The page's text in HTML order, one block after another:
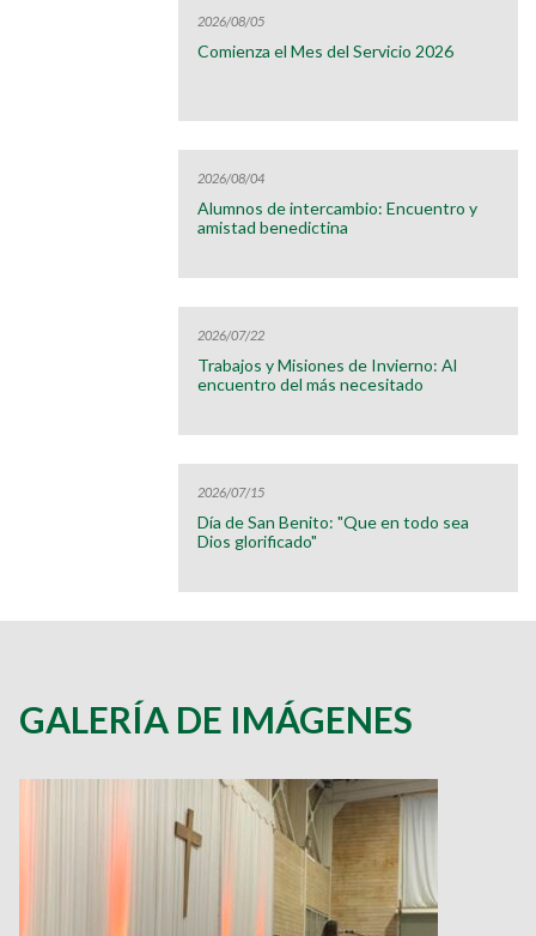
2026/08/05
Comienza el Mes del Servicio 2026
2026/08/04
Alumnos de intercambio: Encuentro y
amistad benedictina
2026/07/22
Trabajos y Misiones de Invierno: Al
encuentro del más necesitado
2026/07/15
Día de San Benito: "Que en todo sea
Dios glorificado"
GALERÍA DE IMÁGENES